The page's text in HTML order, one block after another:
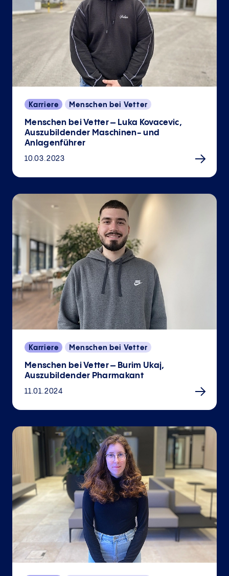
Karriere Menschen bei Vetter
Menschen bei Vetter – Luka Kovacevic,
Auszubildender Maschinen- und
Anlagenführer
10.03.2023
Karriere Menschen bei Vetter
Menschen bei Vetter – Burim Ukaj,
Auszubildender Pharmakant
11.01.2024